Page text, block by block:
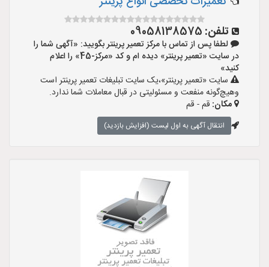
تلفن: 09058138575
لطفا پس از تماس با مرکز تعمیر پرینتر بگویید: «آگهی شما را
در سایت «تعمیر پرینتر» دیده ام و کد «مرکز-45» را اعلام
کنید»
سایت «تعمیر پرینتر»،یک سایت تبلیغات تعمیر پرینتر است
وهیچ‌گونه منفعت و مسئولیتی در قبال معاملات شما ندارد.
مکان: قم - قم
انتقال آگهی به اول لیست (افزایش بازدید)